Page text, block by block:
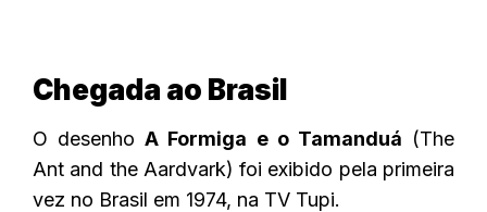
Chegada ao Brasil
O desenhoA Formiga e o Tamanduá (The
Ant and the Aardvark) foi exibido pela primeira
vez no Brasil em 1974, na TV Tupi.